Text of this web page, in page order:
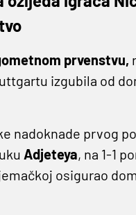
prvenstvu,
izgubila od
nadoknade prvog
Adjeteya, na 1-1
osigurao